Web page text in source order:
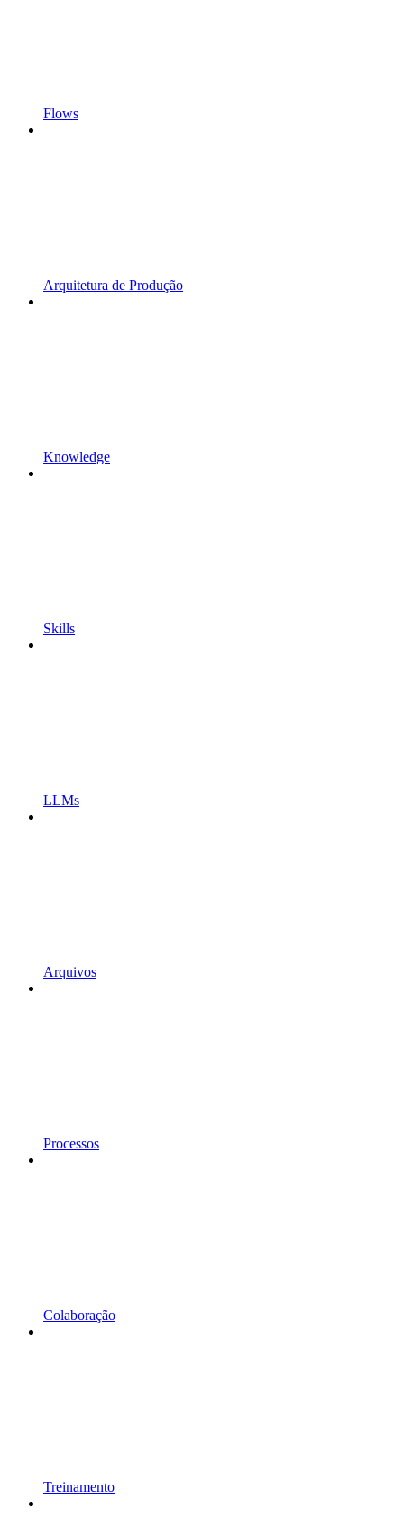
Flows
Arquitetura de Produção
Knowledge
Skills
LLMs
Arquivos
Processos
Colaboração
Treinamento